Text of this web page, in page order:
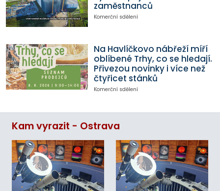
zaměstnanců
Komerční sdělení
Na Havlíčkovo nábřeží míří
oblíbené Trhy, co se hledají.
Přivezou novinky i více než
čtyřicet stánků
Komerční sdělení
Kam vyrazit - Ostrava